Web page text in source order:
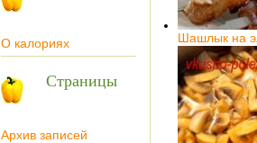
О калориях
Страницы
Архив записей
Шашлык на